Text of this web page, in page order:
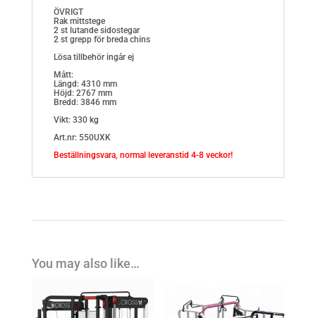
ÖVRIGT
Rak mittstege
2 st lutande sidostegar
2 st grepp för breda chins
Lösa tillbehör ingår ej
Mått:
Längd: 4310 mm
Höjd: 2767 mm
Bredd: 3846 mm
Vikt: 330 kg
Art.nr: 550UXK
Beställningsvara, normal leveranstid 4-8 veckor!
You may also like…